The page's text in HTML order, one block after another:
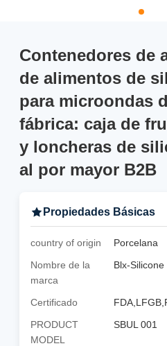
Contenedores de
de alimentos de
para microondas
fábrica: caja de
y loncheras de
al por mayor B2B
Propiedades Básicas
country of origin
Porcelana
Nombre de la
marca
Blx-Silicone
Certificado
PRODUCT
MODEL
SBUL 001